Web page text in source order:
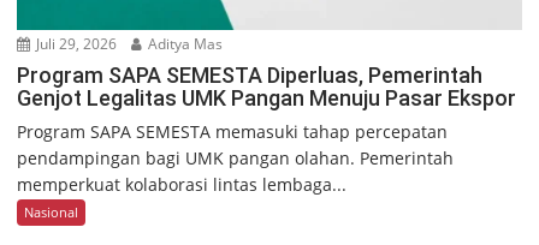
Juli 29, 2026 Aditya Mas
Program SAPA SEMESTA Diperluas, Pemerintah
Genjot Legalitas UMK Pangan Menuju Pasar Ekspor
Program SAPA SEMESTA memasuki tahap percepatan
pendampingan bagi UMK pangan olahan. Pemerintah
memperkuat kolaborasi lintas lembaga...
Nasional